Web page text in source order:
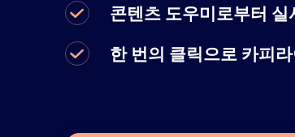
콘텐츠 도우미로부터
한 번의 클릭으로 카피